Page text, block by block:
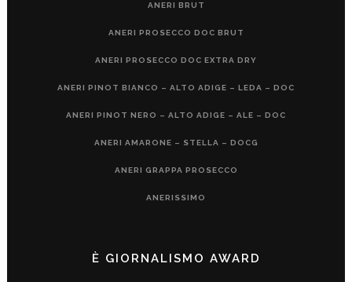
ANERI BRUT
ANERI PROSECCO DOC BRUT
ANERI PROSECCO DOC EXTRA DRY
ANERI PINOT BIANCO – ALTO ADIGE – LEDA – DOC
ANERI PINOT NERO – ALTO ADIGE – ALE – DOC
ANERI AMARONE – STELLA – DOCG
ANERI GRAPPA PROSECCO
ANERISSIMO
È GIORNALISMO AWARD